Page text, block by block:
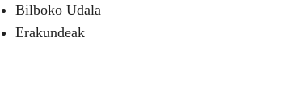
Bilboko Udala
Erakundeak